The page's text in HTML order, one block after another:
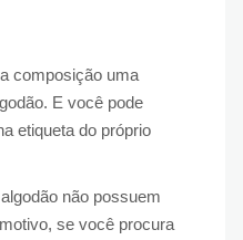
composição uma
E você pode
etiqueta do próprio
não possuem
se você procura